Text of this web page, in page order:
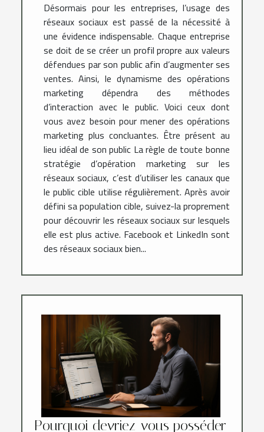
Désormais pour les entreprises, l’usage des
réseaux sociaux est passé de la nécessité à
une évidence indispensable. Chaque entreprise
se doit de se créer un profil propre aux valeurs
défendues par son public afin d’augmenter ses
ventes. Ainsi, le dynamisme des opérations
marketing dépendra des méthodes
d’interaction avec le public. Voici ceux dont
vous avez besoin pour mener des opérations
marketing plus concluantes. Être présent au
lieu idéal de son public La règle de toute bonne
stratégie d’opération marketing sur les
réseaux sociaux, c’est d’utiliser les canaux que
le public cible utilise régulièrement. Après avoir
défini sa population cible, suivez-la proprement
pour découvrir les réseaux sociaux sur lesquels
elle est plus active. Facebook et LinkedIn sont
des réseaux sociaux bien...
Pourquoi devriez-vous posséder